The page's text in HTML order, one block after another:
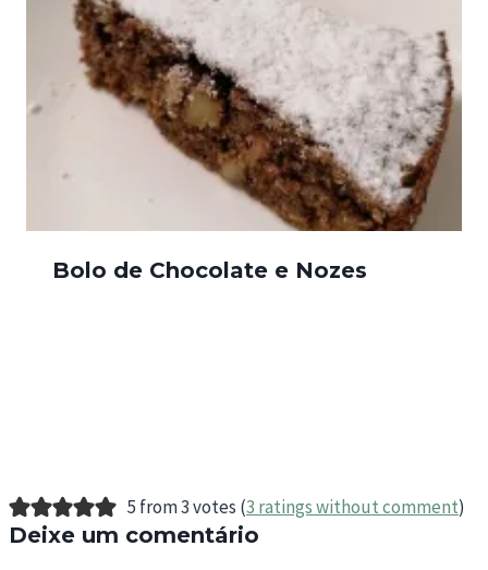
Bolo de Chocolate e Nozes
5 from 3 votes (3 ratings without comment)
Deixe um comentário